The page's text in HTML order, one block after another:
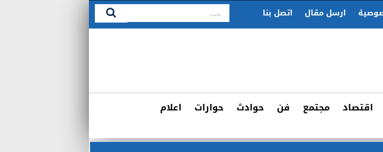
ارسل مقال اتصل بنا
اقتصاد مجتمع فن حوادث حوارات
اعلام